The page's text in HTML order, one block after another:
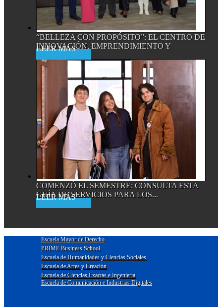
“BELLEZA CON PROPÓSITO”: EL CENTRO DE
INNOVACIÓN, EMPRENDIMIENTO Y
COMENZÓ EL SEMESTRE: CONSULTA ESTA
GUÍA DE SERVICIOS PARA LOS...
Escuela Mayor de Derecho
PRIME Business School
Escuela de Humanidades y Ciencias Sociales
Escuela de Artes y Creación
Escuela de Ciencias Exactas e Ingeniería
Escuela de Comunicación e Industrias Digitales